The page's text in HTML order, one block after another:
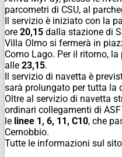
parcometri di CSU, al
Il servizio è iniziato con la
ore 20,15 dalla stazione di
Villa Olmo si fermerà in
Como Lago. Per il ritorno,
alle 23,15.
Il servizio di navetta è
sarà prolungato per tutta la
Oltre al servizio di navetta
ordinari collegamenti di
le linee 1, 6, 11, C10, che
Cernobbio.
Tutte le informazioni sul sito